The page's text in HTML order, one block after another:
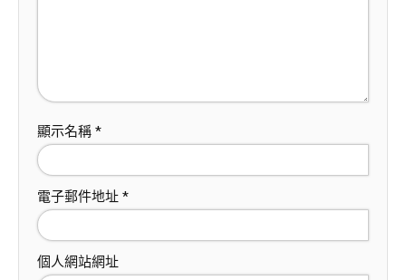
顯示名稱 *
電子郵件地址 *
個人網站網址